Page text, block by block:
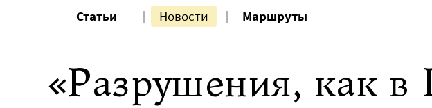
Статьи Новости Маршруты
«Разрушения, как в